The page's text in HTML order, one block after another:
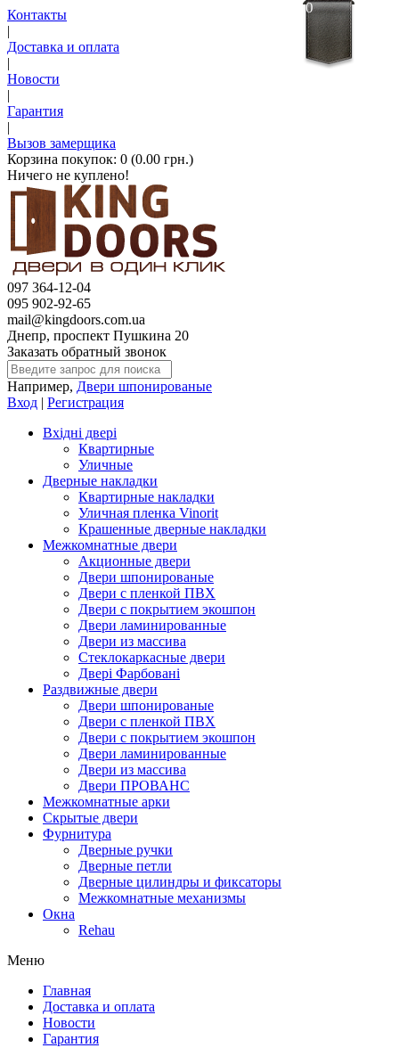
Контакты
|
Доставка и оплата
|
Новости
|
Гарантия
|
Вызов замерщика
Корзина покупок: 0 (0.00 грн.)
Ничего не куплено!
097 364-12-04
095 902-92-65
mail@kingdoors.com.ua
Днепр, проспект Пушкина 20
Заказать обратный звонок
Например, Двери шпонированые
Вход | Регистрация
Вхідні двері
Квартирные
Уличные
Дверные накладки
Квартирные накладки
Уличная пленка Vinorit
Крашенные дверные накладки
Межкомнатные двери
Акционные двери
Двери шпонированые
Двери с пленкой ПВХ
Двери с покрытием экошпон
Двери ламинированные
Двери из массива
Стеклокаркасные двери
Двері Фарбовані
Раздвижные двери
Двери шпонированые
Двери с пленкой ПВХ
Двери с покрытием экошпон
Двери ламинированные
Двери из массива
Двери ПРОВАНС
Межкомнатные арки
Скрытые двери
Фурнитура
Дверные ручки
Дверные петли
Дверные цилиндры и фиксаторы
Межкомнатные механизмы
Окна
Rehau
Меню
Главная
Доставка и оплата
Новости
Гарантия
0